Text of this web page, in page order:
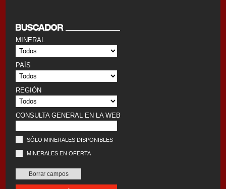
MINERAL
PAÍS
REGIÓN
CONSULTA GENERAL EN LA WEB
SÓLO MINERALES DISPONIBLES
MINERALES EN OFERTA